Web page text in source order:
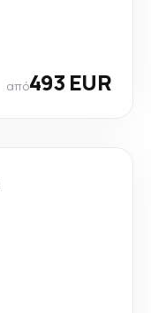
από493 EUR